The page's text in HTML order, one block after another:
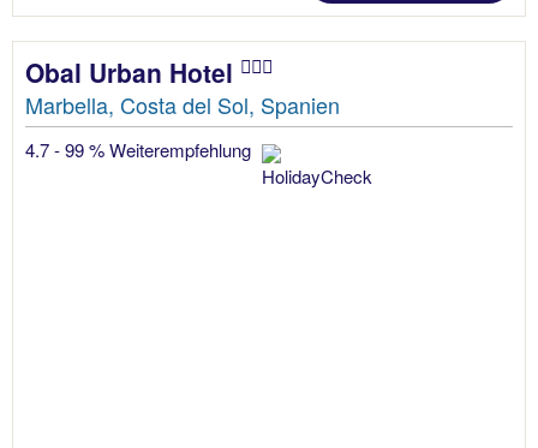
Obal Urban Hotel
Marbella, Costa del Sol, Spanien
4.7 - 99 % Weiterempfehlung